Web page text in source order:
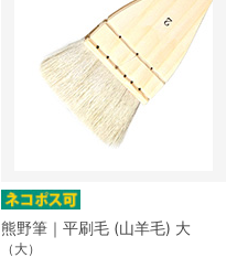
熊野筆｜平刷毛 (山羊毛) 大
（大）